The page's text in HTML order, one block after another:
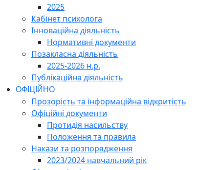
2025
Кабінет психолога
Інноваційна діяльність
Нормативні документи
Позакласна діяльність
2025-2026 н.р.
Публікаційна діяльність
ОФІЦІЙНО
Прозорість та інформаційна відкритість
Офіційні документи
Протидія насильству
Положення та правила
Накази та розпорядження
2023/2024 навчальний рік